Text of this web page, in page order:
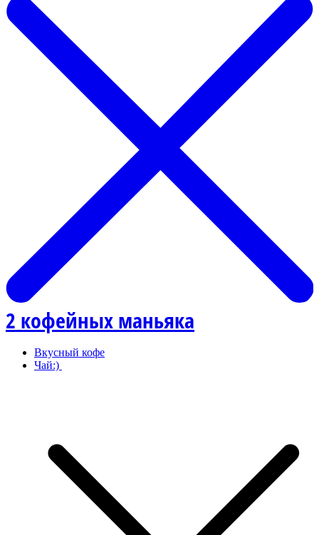
2 кофейных маньяка
Вкусный кофе
Чай:)